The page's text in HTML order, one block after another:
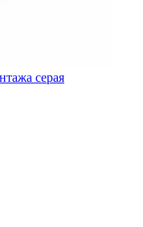
серая